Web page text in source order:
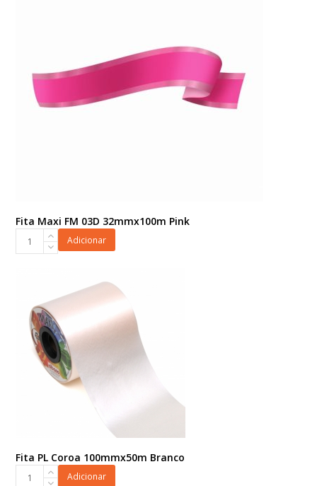
Fita Maxi FM 03D 32mmx100m Pink
32mmx100m
Pink
quantidade
Adicionar
Fita PL Coroa 100mmx50m Branco
Adicionar